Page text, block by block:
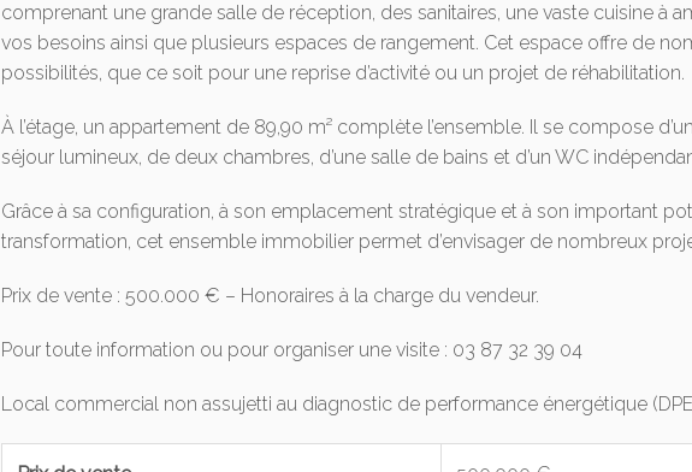
comprenant une grande salle de réception, des sanitaires, une vaste cuisine à
vos besoins ainsi que plusieurs espaces de rangement. Cet espace offre de
possibilités, que ce soit pour une reprise d’activité ou un projet de réhabilitation.
À l’étage, un appartement de 89,90 m² complète l’ensemble. Il se compose
séjour lumineux, de deux chambres, d’une salle de bains et d’un WC
Grâce à sa configuration, à son emplacement stratégique et à son important
transformation, cet ensemble immobilier permet d’envisager de nombreux
Prix de vente : 500.000 € – Honoraires à la charge du vendeur.
Pour toute information ou pour organiser une visite : 03 87 32 39 04
Local commercial non assujetti au diagnostic de performance énergétique